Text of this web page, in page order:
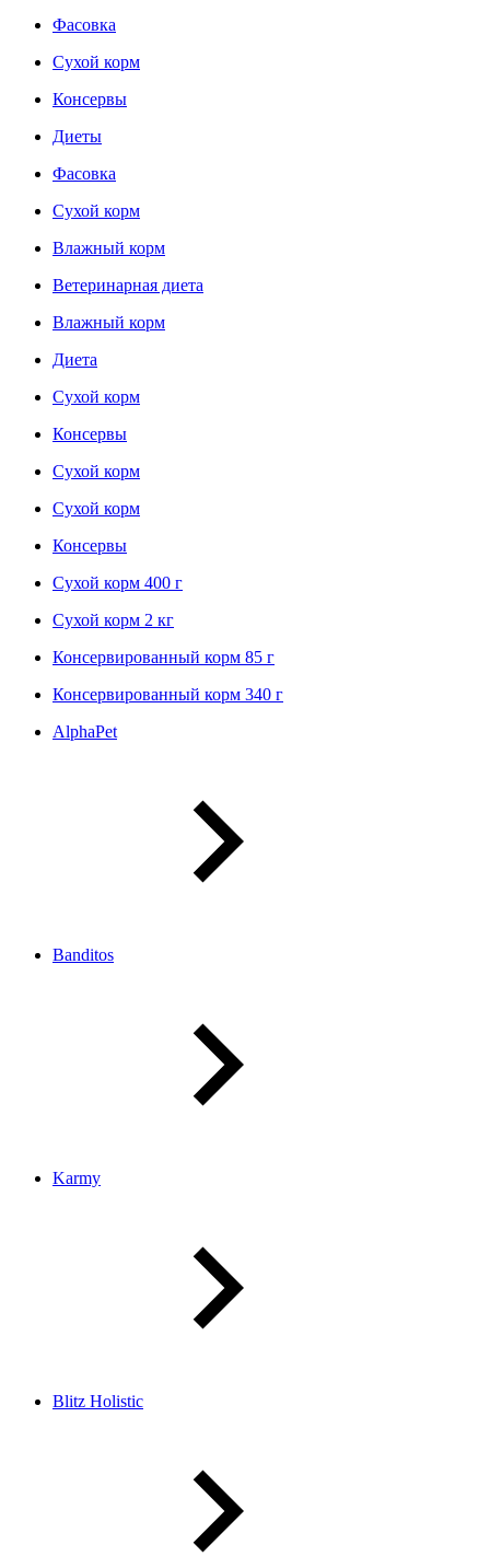
Фасовка
Сухой корм
Консервы
Диеты
Фасовка
Сухой корм
Влажный корм
Ветеринарная диета
Влажный корм
Диета
Сухой корм
Консервы
Сухой корм
Сухой корм
Консервы
Сухой корм 400 г
Сухой корм 2 кг
Консервированный корм 85 г
Консервированный корм 340 г
AlphaPet
Banditos
Karmy
Blitz Holistic